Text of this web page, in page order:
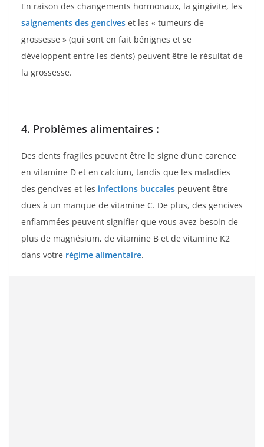
En raison des changements hormonaux, la gingivite, les
saignements des gencives et les « tumeurs de
grossesse » (qui sont en fait bénignes et se
développent entre les dents) peuvent être le résultat de
la grossesse.
4. Problèmes alimentaires :
Des dents fragiles peuvent être le signe d’une carence
en vitamine D et en calcium, tandis que les maladies
des gencives et les infections buccales peuvent être
dues à un manque de vitamine C. De plus, des gencives
enflammées peuvent signifier que vous avez besoin de
plus de magnésium, de vitamine B et de vitamine K2
dans votre régime alimentaire.